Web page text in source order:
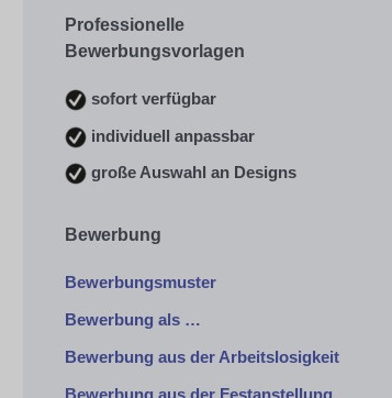
Professionelle
Bewerbungsvorlagen
sofort verfügbar
individuell anpassbar
große Auswahl an Designs
Bewerbung
Bewerbungsmuster
Bewerbung als …
Bewerbung aus der Arbeitslosigkeit
Bewerbung aus der Festanstellung